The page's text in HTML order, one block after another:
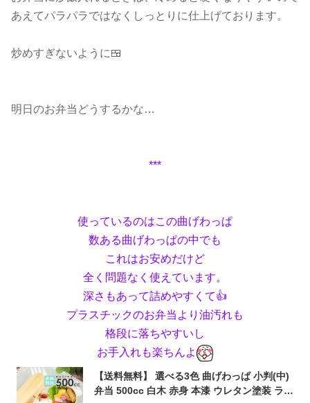
あえてパラパラではなくしっとりに仕上げております。
炒めすぎないように🍱
明日のお弁当どうするかな…
***
使っているのはこの曲げわっぱ
数ある曲げわっぱの中でも
これはお安めだけど
全く問題なく使えています。
深さもあって詰めやすくて👍
プラスチックのお弁当より油汚れも
格段に落ちやすいし
お手入れも楽ちんよ
【送料無料】 選べる3色 曲げわっぱ 小判(中)
弁当 500cc 白木 赤身 本漆 ウレタン塗装 ラン